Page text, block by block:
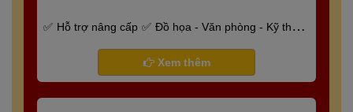
Hỗ trợ nâng cấp
Đồ họa - Văn phòng - Kỹ thuật
Bảo hành 6 tháng
Xem thêm